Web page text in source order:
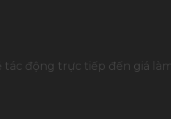
tác động trực tiếp đến giá